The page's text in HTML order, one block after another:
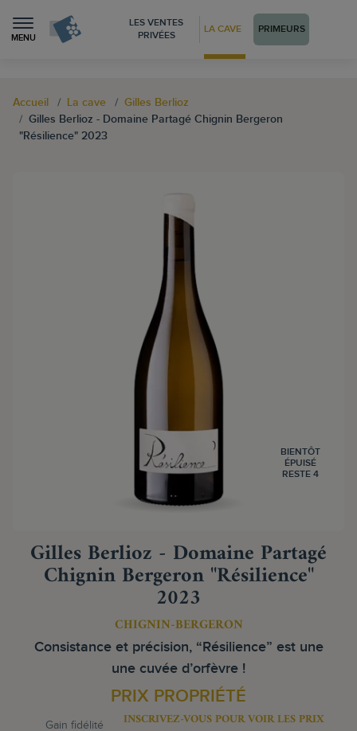
MENU
LES VENTES
PRIVÉES
LA CAVE PRIMEURS
Accueil La cave
Gilles Berlioz
Gilles Berlioz - Domaine Partagé Chignin Bergeron
"Résilience" 2023
BIENTÔT
ÉPUISÉ
RESTE 4
Gilles Berlioz - Domaine Partagé
Chignin Bergeron "Résilience"
2023
CHIGNIN-BERGERON
Consistance et précision, “Résilience” est une
une cuvée d’orfèvre !
PRIX PROPRIÉTÉ
Gain fidélité
INSCRIVEZ-VOUS POUR VOIR LES PRIX